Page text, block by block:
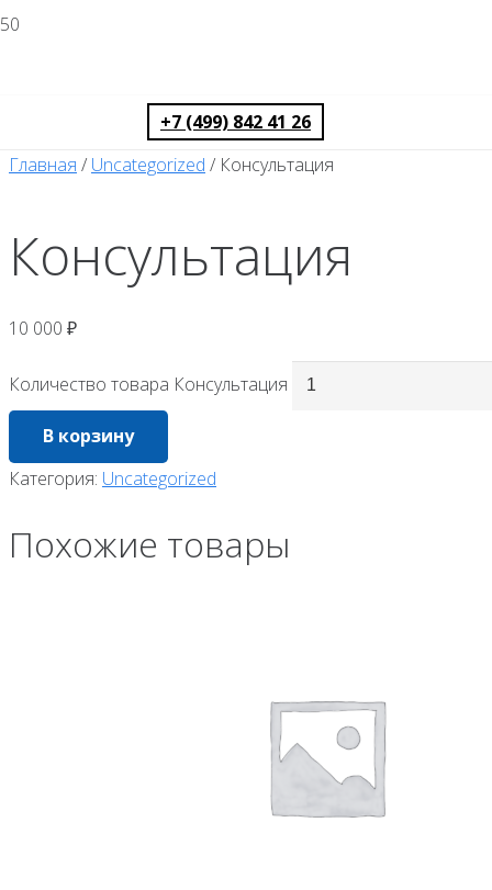
+7 (499) 842 41 26
Главная / Uncategorized / Консультация
Консультация
10 000 ₽
Количество товара Консультация
В корзину
Категория: Uncategorized
Похожие товары